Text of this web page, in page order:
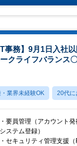
務】9月1日入社以
クライフバランス
業界未経験OK 20代に
・要員管理（アカウント
システム登録）
・セキュリティ管理支援